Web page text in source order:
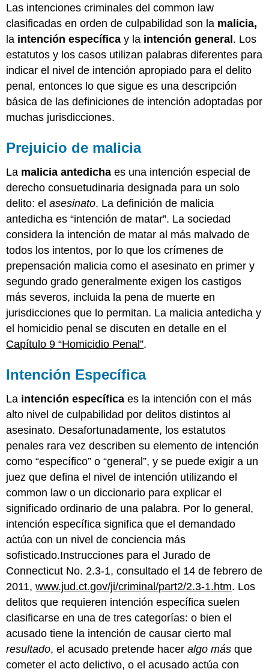
Criminal
Ejemplo
de
un
que
requiere
más
una
criminal
Estricta
Ejemplo
de
delito
de
responsabilidad
Intención
transferida
Ejemplo
de
intención
transferida
Responsabilidad
Ejemplo
Responsabilidad
Vicaria
Concurrencia
acto
e
intención
Ejemplo
una
situación
carente
concurrencia
COMIDA
PARA
LLEVAR
CLAVE
EJERCICIOS
Y
ÉTICA:
Las intenciones criminales del common law
clasificadas en orden de culpabilidad son la malicia,
la intención específica y la intención general . Los
estatutos y los casos utilizan palabras diferentes para
indicar el nivel de intención apropiado para el delito
penal, entonces lo que sigue es una descripción
básica de las definiciones de intención adoptadas por
muchas jurisdicciones.
Prejuicio de malicia
La malicia antedicha es una intención especial de
derecho consuetudinaria designada para un solo
delito: elasesinato. La definición de malicia
antedicha es “intención de matar”. La sociedad
considera la intención de matar al más malvado de
todos los intentos, por lo que los crímenes de
prepensación malicia como el asesinato en primer y
segundo grado generalmente exigen los castigos
más severos, incluida la pena de muerte en
jurisdicciones que lo permitan. La malicia antedicha y
el homicidio penal se discuten en detalle en el
Capítulo 9 “Homicidio Penal”.
Intención Específica
La intención específica es la intención con el más
alto nivel de culpabilidad por delitos distintos al
asesinato. Desafortunadamente, los estatutos
penales rara vez describen su elemento de intención
como “específico” o “general”, y se puede exigir a un
juez que defina el nivel de intención utilizando el
common law o un diccionario para explicar el
significado ordinario de una palabra. Por lo general,
intención específica significa que el demandado
actúa con un nivel de conciencia más
sofisticado.Instrucciones para el Jurado de
Connecticut No. 2.3-1, consultado el 14 de febrero de
2011,www.jud.ct.gov/ji/criminal/part2/2.3-1.htm. Los
delitos que requieren intención específica suelen
clasificarse en una de tres categorías: o bien el
acusado tiene la intención de causar cierto mal
resultado, el acusado pretende haceralgo más que
cometer el acto delictivo, o el acusado actúa con